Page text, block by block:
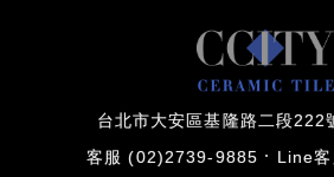
台北市大安區基隆路二段222
客服 (02)2739-9885 Line